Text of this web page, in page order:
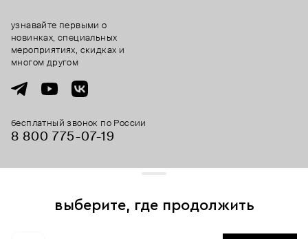
бесплатный звонок по России
8 800 775⁠-07⁠-19
узнавайте первыми о
новинках, специальных
мероприятиях, скидках и
многом другом
выберите, где продолжить